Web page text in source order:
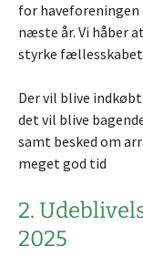
for haveforeningen
næste år. Vi håber
styrke
Der vil blive
det vil blive
samt besked om
meget god tid
2.
2025